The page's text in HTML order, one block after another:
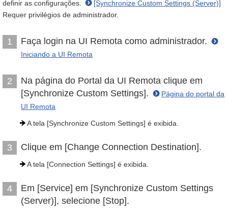
definir as configurações.
[Synchronize Custom Settings (Server)]
Requer privilégios de administrador.
1 Faça login na UI Remota como administrador.
Iniciando a UI Remota
2
Na página do Portal da UI Remota clique em
[Synchronize Custom Settings].
Página do portal da
UI Remota
A tela [Synchronize Custom Settings] é exibida.
3 Clique em [Change Connection Destination].
A tela [Connection Settings] é exibida.
4
Em [Service] em [Synchronize Custom Settings
(Server)], selecione [Stop].